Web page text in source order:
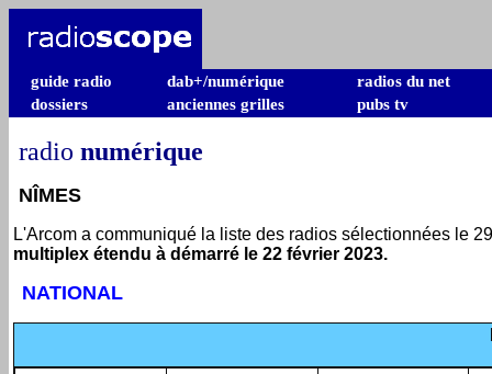
guide radio dab+/numérique
radios du net
dossiers
anciennes grilles pubs tv
radio numérique
NÎMES
L'Arcom a communiqué la liste des radios sélectionnées le
multiplex étendu à démarré le 22 février 2023.
NATIONAL